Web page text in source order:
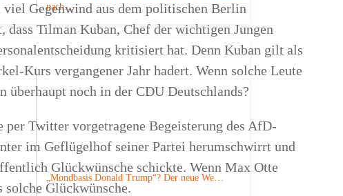
nach…
„Mondbasis Donald Trump“? Der neue We…
Gegenwind aus dem politischen Berlin
dass Tilman Kuban, Chef der wichtigen Jungen
kritisiert hat. Denn Kuban gilt als
Kurs vergangener Jahr hadert. Wenn solche Leute
noch in der CDU Deutschlands?
Twitter vorgetragene Begeisterung des AfD-
im Geflügelhof seiner Partei herumschwirrt und
Glückwünsche schickte. Wenn Max Otte
solche Glückwünsche.